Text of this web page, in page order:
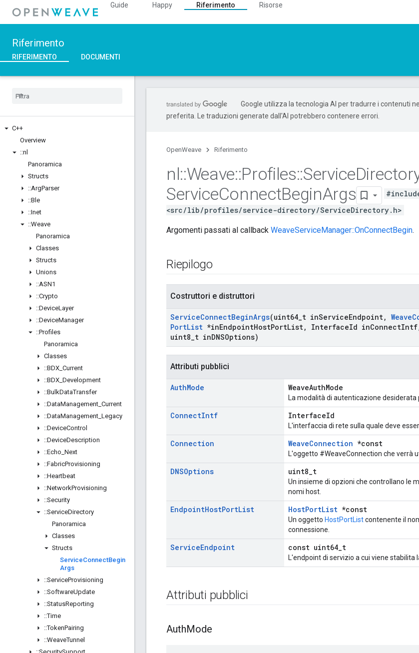
Guide Happy Riferimento
Risorse
Riferimento
RIFERIMENTO DOCUMENTI
C++
Overview
::nl
Panoramica
Structs
::ArgParser
::Ble
::Inet
::Weave
Panoramica
Classes
Structs
Unions
::ASN1
::Crypto
::DeviceLayer
::DeviceManager
::Profiles
Panoramica
Classes
::BDX Current
::BDX Development
::BulkDataTransfer
::DataManagement Current
::DataManagement Legacy
::DeviceControl
::DeviceDescription
::Echo Next
::FabricProvisioning
::Heartbeat
::NetworkProvisioning
::Security
::ServiceDirectory
Panoramica
Classes
Structs
ServiceConnectBegin
Args
::ServiceProvisioning
::SoftwareUpdate
::StatusReporting
::Time
::TokenPairing
::WeaveTunnel
Google utilizza la tecnologia AI per tradurre i contenuti
preferita. Le traduzioni generate dall'AI potrebbero contenere errori.
OpenWeave Riferimento
nl::Weave::Profiles::Service
ServiceConnectBeginArgs
<src/lib/profiles/service-directory/ServiceDirectory.h>
Argomenti passati al callback WeaveServiceManager::OnConnectBegin.
Riepilogo
Costruttori e distruttori
ServiceConnectBeginArgs(uint64 t inServiceEndpoint, Weave
PortList *inEndpointHostPortList, InterfaceId inConnectIntf
uint8 t inDNSOptions)
Attributi pubblici
AuthMode WeaveAuthMode
La modalità di autenticazione desiderata
ConnectIntf InterfaceId
L'interfaccia di rete sulla quale deve
Connection WeaveConnection *const
L'oggetto #WeaveConnection che verrà
DNSOptions uint8_t
Un insieme di opzioni che controllano le
nomi host.
EndpointHostPortList HostPortList *const
Un oggetto HostPortListcontenente il
connessione.
ServiceEndpoint const uint64_t
L'endpoint di servizio a cui viene stabilita
Attributi pubblici
AuthMode